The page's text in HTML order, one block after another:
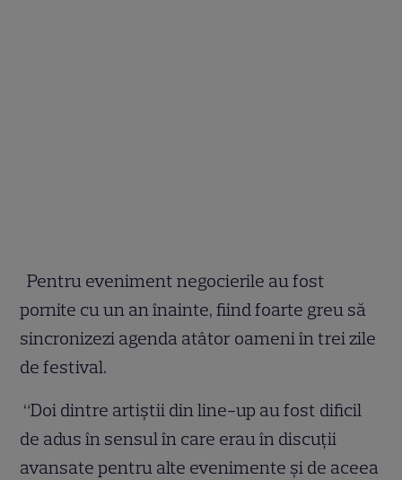
Pentru eveniment negocierile au fost
pornite cu un an înainte, fiind foarte greu să
sincronizezi agenda atâtor oameni în trei zile
de festival.
“Doi dintre artiștii din line-up au fost dificil
de adus în sensul în care erau în discuții
avansate pentru alte evenimente și de aceea